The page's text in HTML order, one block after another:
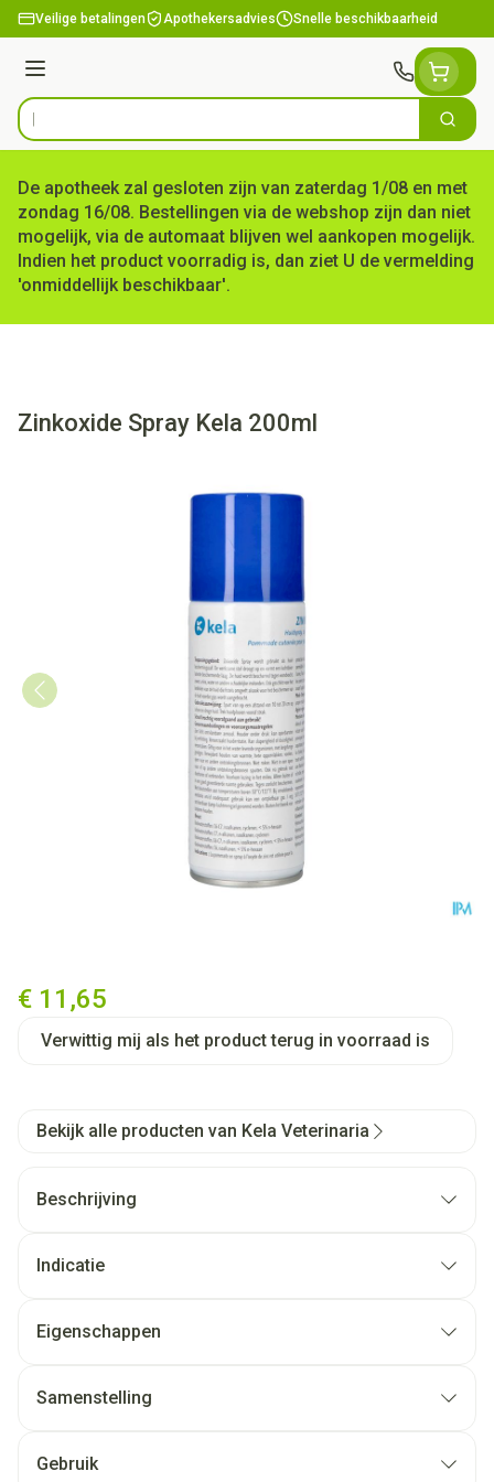
Ga naar de inhoud
Veilige betalingen Apothekersadvies Snelle beschikbaarheid
Menu
Product, merk, categorie... Zoek
De apotheek zal gesloten zijn van zaterdag 1/08 en met
zondag 16/08. Bestellingen via de webshop zijn dan niet
mogelijk, via de automaat blijven wel aankopen mogelijk.
Indien het product voorradig is, dan ziet U de vermelding
'onmiddellijk beschikbaar'.
Zinkoxide Spray Kela 200ml
€ 11,65
Verwittig mij als het product terug in voorraad is
Bekijk alle producten van Kela Veterinaria
Beschrijving
Indicatie
Eigenschappen
Samenstelling
Gebruik